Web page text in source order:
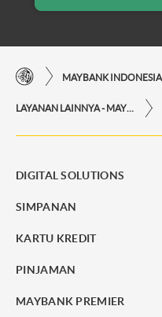
DIGITAL SOLUTIONS
SIMPANAN
KARTU KREDIT
PINJAMAN
MAYBANK PREMIER